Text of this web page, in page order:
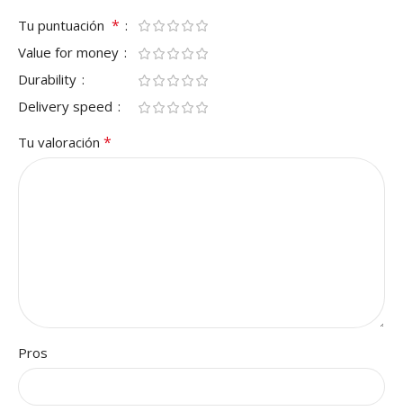
Tu puntuación *
Value for money
Durability
Delivery speed
Tu valoración *
Pros